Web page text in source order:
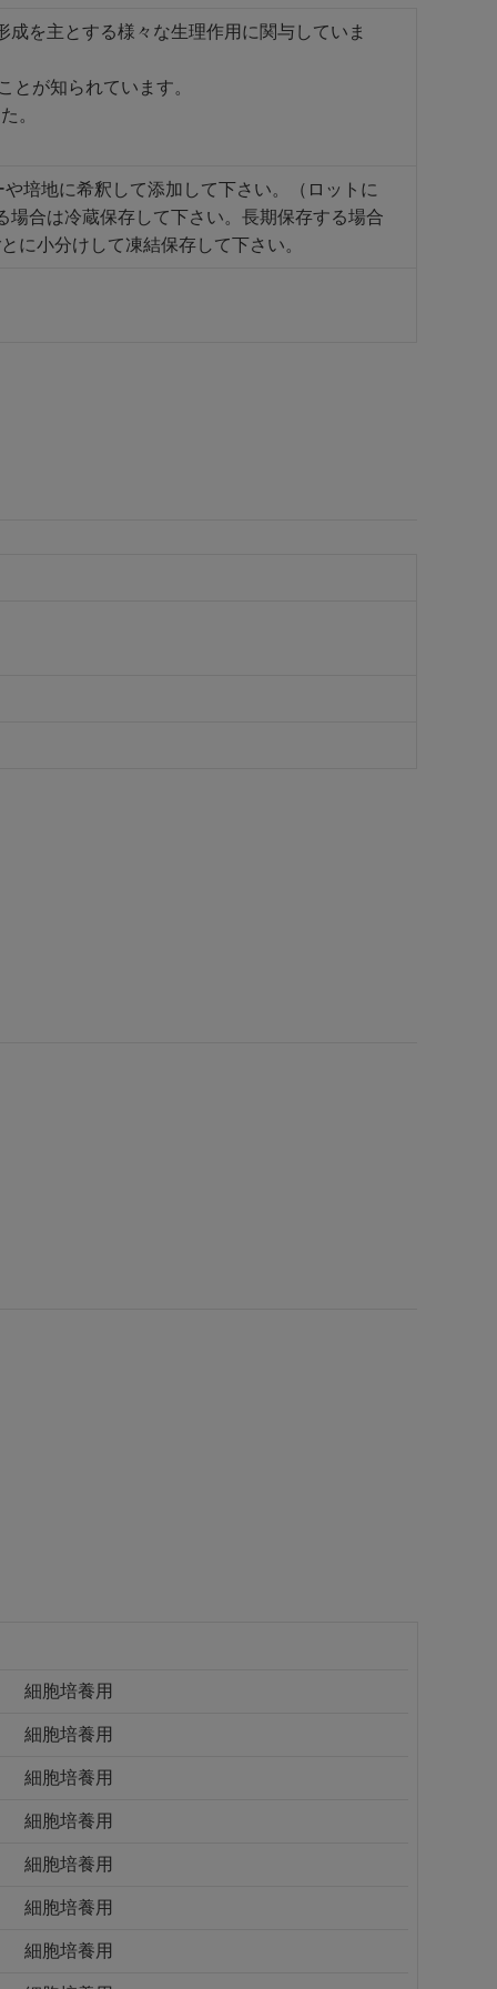
を主とする様々な生理作用に関与していま
とが知られています。
。
培地に希釈して添加して下さい。（ロットに
合は冷蔵保存して下さい。長期保存する場合
に小分けして凍結保存して下さい。
細胞培養用
細胞培養用
細胞培養用
細胞培養用
細胞培養用
細胞培養用
細胞培養用